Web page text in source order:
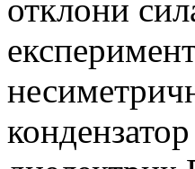
отклони